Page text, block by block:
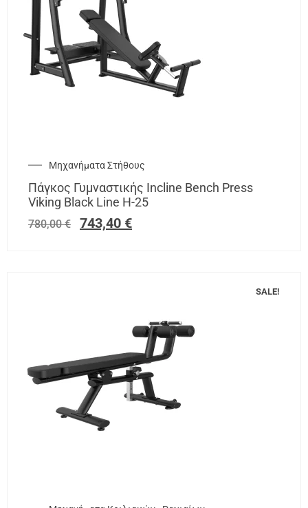
Μηχανήματα Στήθους
Πάγκος Γυμναστικής Incline Bench Press
Viking Black Line H-25
780,00€ 743,40 €
SALE!